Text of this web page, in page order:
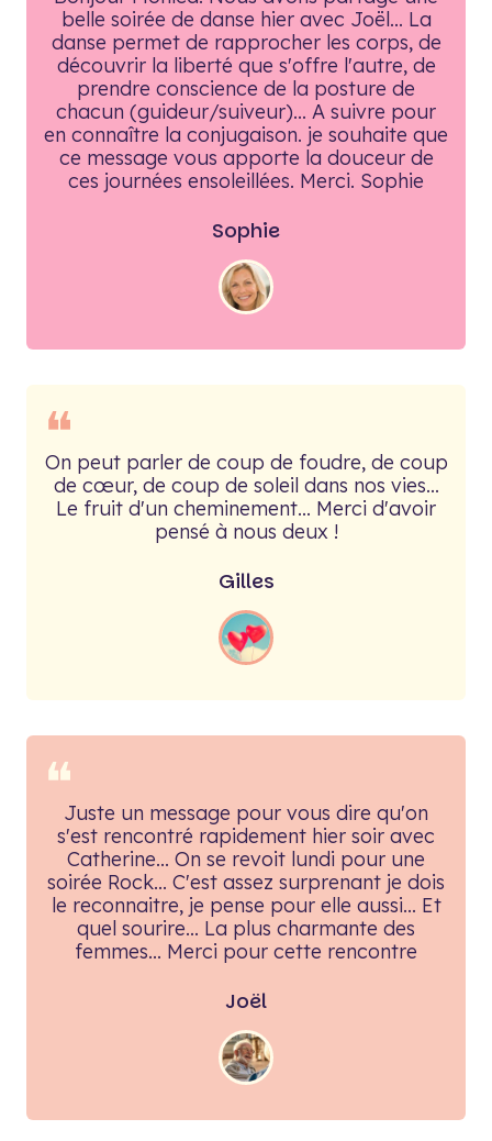
belle soirée de danse hier avec Joël... La
danse permet de rapprocher les corps, de
découvrir la liberté que s'offre l'autre, de
prendre conscience de la posture de
chacun (guideur/suiveur)... A suivre pour
en connaître la conjugaison. je souhaite que
ce message vous apporte la douceur de
ces journées ensoleillées. Merci. Sophie
Sophie
❝
On peut parler de coup de foudre, de coup
de cœur, de coup de soleil dans nos vies...
Le fruit d'un cheminement... Merci d'avoir
pensé à nous deux !
Gilles
❝Juste un message pour vous dire qu'on
s'est rencontré rapidement hier soir avec
Catherine... On se revoit lundi pour une
soirée Rock... C'est assez surprenant je dois
le reconnaitre, je pense pour elle aussi... Et
quel sourire... La plus charmante des
femmes... Merci pour cette rencontre
Joël